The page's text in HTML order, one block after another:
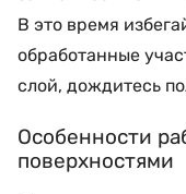
В это время
обработанные
слой, дождитесь
Особенности
поверхностями